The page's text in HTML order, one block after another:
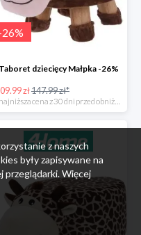
26%
Taboret dziecięcy Małpka -26%
zł147.99 zł*
z naszych
były zapisywane na
przeglądarki. Więcej